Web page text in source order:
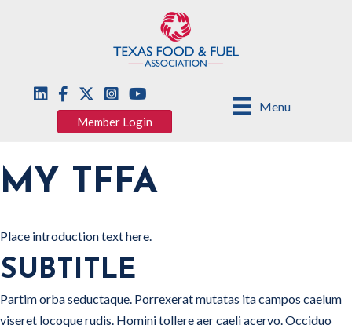
Menu
Member Login
MY TFFA
Place introduction text here.
SUBTITLE
Partim orba seductaque. Porrexerat mutatas ita campos caelum
viseret locoque rudis. Homini tollere aer caeli acervo. Occiduo